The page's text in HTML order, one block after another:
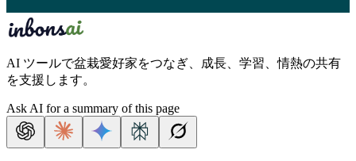
AI ツールで盆栽愛好家をつなぎ、成長、学習、情熱の共有
を支援します。
Ask AI for a summary of this page